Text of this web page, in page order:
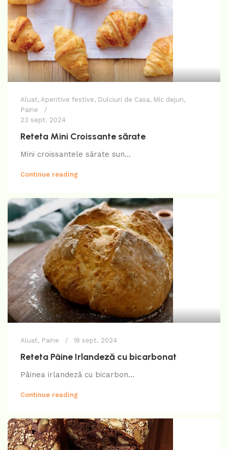
Aluat, Aperitive festive, Dulciuri de Casa, Mic dejun,
Paine
23 sept. 2024
Reteta Mini Croissante sărate
Mini croissantele sărate sun...
Continue reading
Aluat, Paine 18 sept. 2024
Reteta Pâine Irlandeză cu bicarbonat
Pâinea irlandeză cu bicarbon...
Continue reading